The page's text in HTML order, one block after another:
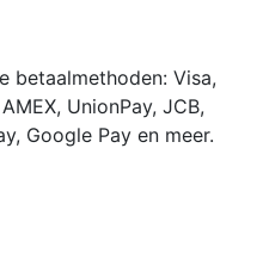
betaalmethoden: Visa,
UnionPay, JCB,
Google Pay en meer.